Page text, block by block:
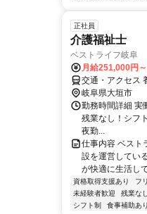
正社員
介護福祉士
ベストライフ岐阜
月給251,000円
交通・アクセス
岐阜県大垣市
勤務時間詳細 実
残業なし！シフ
夜勤...
仕事内容 ベスト
設を運営してい
が快適に生活し
資格取得支援あり フ
未経験者歓迎
残業なし
シフト制
食事補助あり